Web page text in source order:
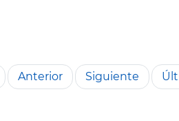
Anterior Siguiente